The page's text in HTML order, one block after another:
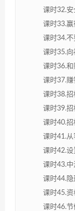
课时32.安
课时33.赢
课时34.不
课时35.向
课时36.和
课时37.赚
课时38.招
课时39.招
课时40.招
课时41.从
课时42.设
课时43.中
课时44.隐
课时45.资
课时46.节